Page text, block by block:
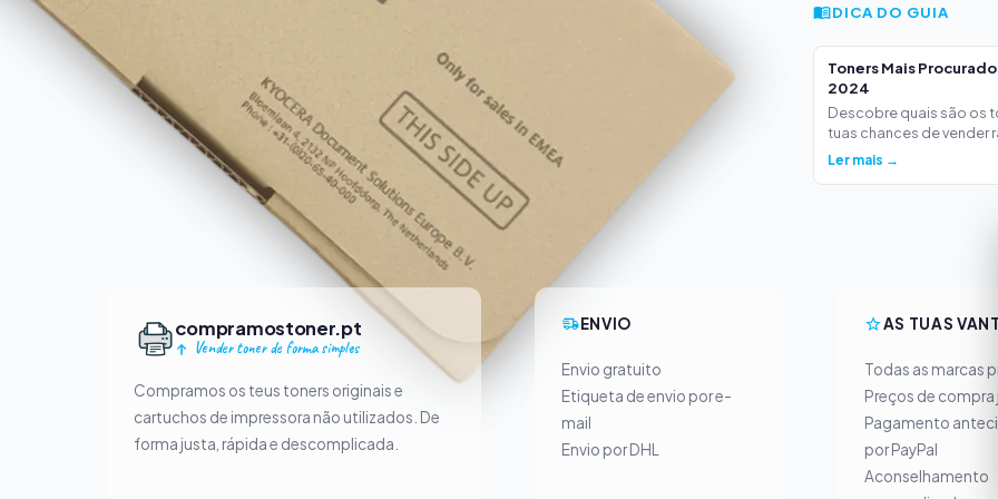
DICA DO GUIA
Toners Mais
2024
Descobre quais são os
tuas chances de vender
Ler mais →
compramostoner.pt
Vender toner de forma simples
Compramos os teus toners originais e
cartuchos de impressora não utilizados. De
forma justa, rápida e descomplicada.
ENVIO
Envio gratuito
Etiqueta de envio por e-
mail
Envio por DHL
AS TUAS
Todas as marcas
Preços de
Pagamento
por PayPal
Aconselhamento